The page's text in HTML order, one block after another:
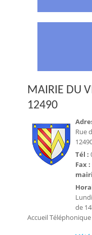
MAIRIE DU
12490
Rue
Tél :
Fax :
de
Accueil